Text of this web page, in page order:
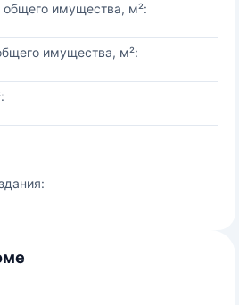
имущества, м²:
имущества, м²: